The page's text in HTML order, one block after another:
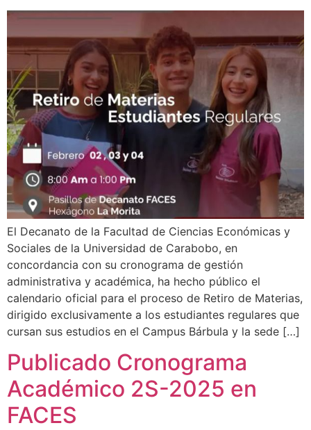
El Decanato de la Facultad de Ciencias Económicas y
Sociales de la Universidad de Carabobo, en
concordancia con su cronograma de gestión
administrativa y académica, ha hecho público el
calendario oficial para el proceso de Retiro de Materias,
dirigido exclusivamente a los estudiantes regulares que
cursan sus estudios en el Campus Bárbula y la sede […]
Publicado Cronograma
Académico 2S-2025 en
FACES